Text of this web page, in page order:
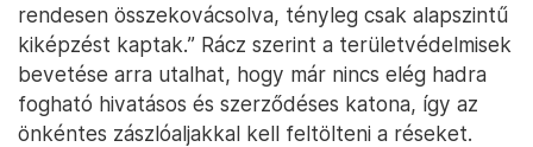
rendesen összekovácsolva, tényleg csak alapszintű
kiképzést kaptak.” Rácz szerint a területvédelmisek
bevetése arra utalhat, hogy már nincs elég hadra
fogható hivatásos és szerződéses katona, így az
önkéntes zászlóaljakkal kell feltölteni a réseket.